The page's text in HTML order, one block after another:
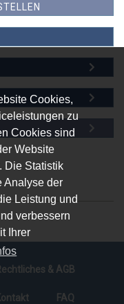
Cookies,
zu
Cookies sind
Website
Die Statistik
Analyse der
Leistung und
verbessern
Ihrer
& AGB
FAQ